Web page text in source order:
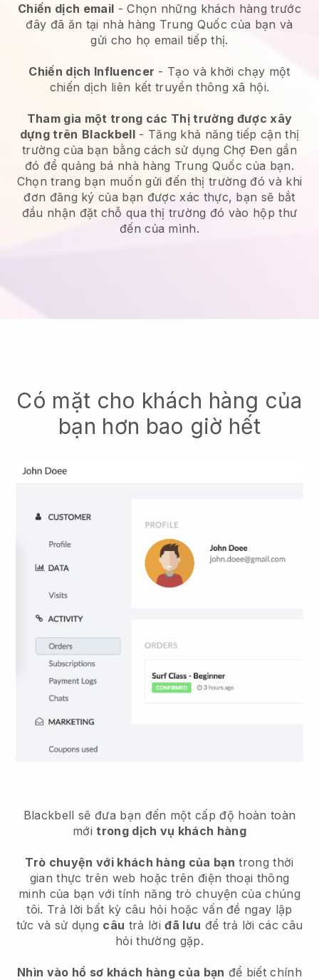
Chiến dịch email -Chọn những khách hàng trước
đây đã ăn tại nhà hàng Trung Quốc của bạn và
gửi cho họ email tiếp thị.
Chiến dịch Influencer - Tạo và khởi chạy một
chiến dịch liên kết truyền thông xã hội.
Tham gia một trong các Thị trường được xây
dựng trên Blackbell- Tăng khả năng tiếp cận thị
trường của bạn bằng cách sử dụng Chợ Đen gần
đó để quảng bá nhà hàng Trung Quốc của bạn.
Chọn trang bạn muốn gửi đến thị trường đó và khi
đơn đăng ký của bạn được xác thực, bạn sẽ bắt
đầu nhận đặt chỗ qua thị trường đó vào hộp thư
đến của mình.
Có mặt cho khách hàng của
bạn hơn bao giờ hết
Blackbell sẽ đưa bạn đến một cấp độ hoàn toàn
mớitrong dịch vụ khách hàng
Trò chuyện với khách hàng của bạn trong thời
gian thực trên web hoặc trên điện thoại thông
minh của bạn với tính năng trò chuyện của chúng
tôi. Trả lời bất kỳ câu hỏi hoặc vấn đề ngay lập
tức và sử dụng câu trả lờiđã lưu để trả lời các câu
hỏi thường gặp.
Nhìn vào hồ sơ khách hàng của bạn để biết chính